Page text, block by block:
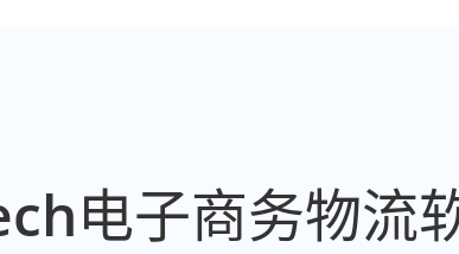
电子商务物流